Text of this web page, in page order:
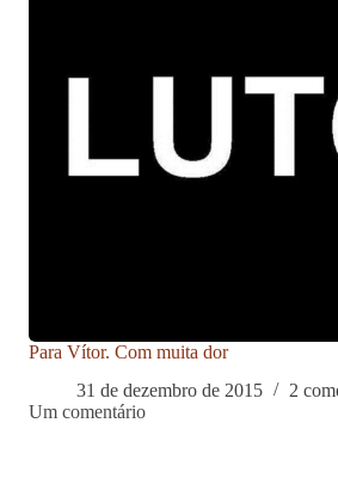
Para Vítor. Com muita dor
31 de dezembro de 2015
2
Um comentário